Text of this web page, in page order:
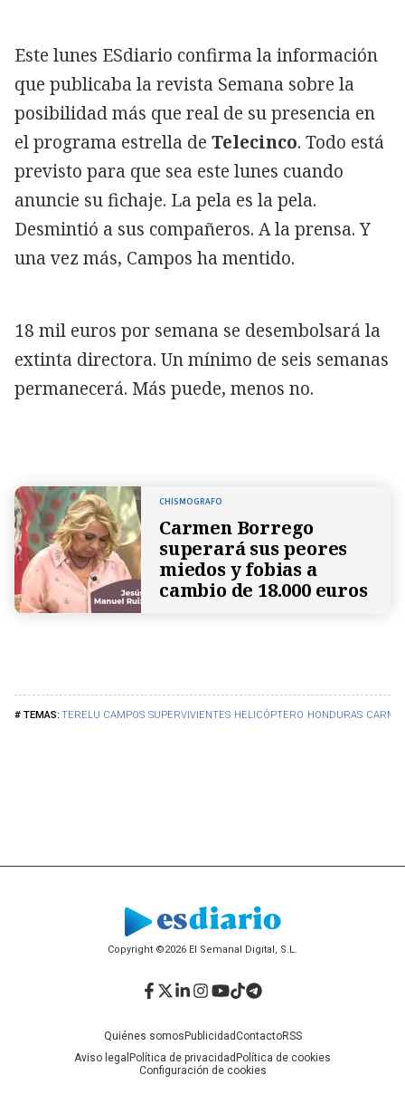
TERELU CAMPOS SUPERVIVIENTES HELICÓPTERO HONDURAS
Este lunes ESdiario confirma la información
que publicaba la revista Semana sobre la
posibilidad más que real de su presencia en
el programa estrella de Telecinco. Todo está
previsto para que sea este lunes cuando
anuncie su fichaje. La pela es la pela.
Desmintió a sus compañeros. A la prensa. Y
una vez más, Campos ha mentido.
18 mil euros por semana se desembolsará la
extinta directora. Un mínimo de seis semanas
permanecerá. Más puede, menos no.
CHISMOGRAFO
Carmen Borrego
superará sus peores
miedos y fobias a
cambio de 18.000 euros
Copyright ©2026 El Semanal Digital, S.L.
Quiénes somos PublicidadContactoRSS
Aviso legal Política de privacidad Política de cookies
Configuración de cookies
Facebook
Twitter
LinkedIn
Instagram
YouTube
TikTok
Telegram